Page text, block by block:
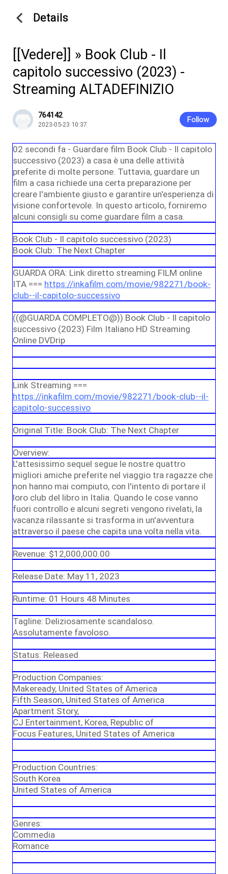
Details
[[Vedere]] » Book Club - Il
capitolo successivo (2023) -
Streaming ALTADEFINIZIO
764142
2023-05-23 10:37
Follow
02 secondi fa - Guardare film Book Club - Il capitolo
successivo (2023) a casa è una delle attività
preferite di molte persone. Tuttavia, guardare un
film a casa richiede una certa preparazione per
creare l'ambiente giusto e garantire un'esperienza di
visione confortevole. In questo articolo, forniremo
alcuni consigli su come guardare film a casa.
Book Club - Il capitolo successivo (2023)
Book Club: The Next Chapter
GUARDA ORA: Link diretto streaming FILM online
ITA === https://inkafilm.com/movie/982271/book-
club--il-capitolo-successivo
((@GUARDA COMPLETO@)) Book Club - Il capitolo
successivo (2023) Film Italiano HD Streaming
Online DVDrip
Link Streaming ===
https://inkafilm.com/movie/982271/book-club--il-
capitolo-successivo
Original Title: Book Club: The Next Chapter
Overview:
L'attesissimo sequel segue le nostre quattro
migliori amiche preferite nel viaggio tra ragazze che
non hanno mai compiuto, con l'intento di portare il
loro club del libro in Italia. Quando le cose vanno
fuori controllo e alcuni segreti vengono rivelati, la
vacanza rilassante si trasforma in un'avventura
attraverso il paese che capita una volta nella vita.
Revenue: $12,000,000.00
Release Date: May 11, 2023
Runtime: 01 Hours 48 Minutes
Tagline: Deliziosamente scandaloso.
Assolutamente favoloso.
Status: Released
Production Companies:
Makeready, United States of America
Fifth Season, United States of America
Apartment Story,
CJ Entertainment, Korea, Republic of
Focus Features, United States of America
Production Countries:
South Korea
United States of America
Genres:
Commedia
Romance